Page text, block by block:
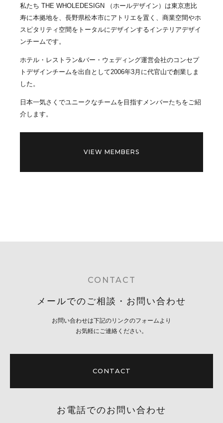
私たち THE WHOLEDESIGN （ホールデザイン）は東京恵比
寿に本拠地を、長野県松本市にアトリエを置く、商業空間やホ
スピタリティ空間をトータルにデザインするインテリアデザイ
ンチームです。
ホテル・レストラン&バー・ウェディング運営会社のコンセプ
トデザインチームを出自として2006年3月に代官山で創業しま
した。
日本一気さくでユニークなチームを目指すメンバーたちをご紹
介します。
VIEW MEMBERS
CONTACT
メールでのご相談・お問い合わせ
お問い合わせは下記のリンクのフォームより
お気軽にご連絡ください。
CONTACT
お電話でのお問い合わせ